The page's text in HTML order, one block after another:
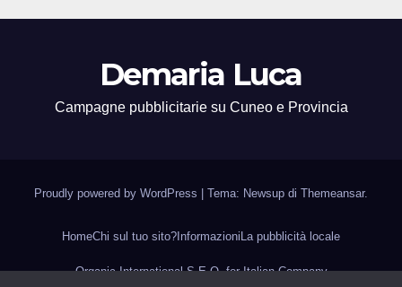
Demaria Luca
Campagne pubblicitarie su Cuneo e Provincia
Proudly powered by WordPress Tema: Newsup di Themeansar.
HomeChi sul tuo sito? Informazioni La pubblicità locale
Organic International S.E.O. for Italian Company